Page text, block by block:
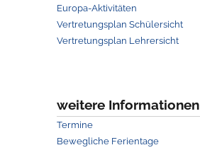
Europa-Aktivitäten
Vertretungsplan Schülersicht
Vertretungsplan Lehrersicht
weitere Informationen
Termine
Bewegliche Ferientage